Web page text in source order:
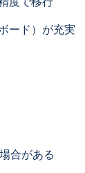
ード）が充実
合がある